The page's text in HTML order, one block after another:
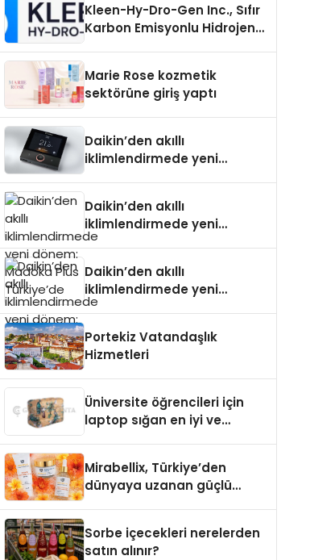
Kleen-Hy-Dro-Gen Inc., Sıfır
Karbon Emisyonlu Hidrojen
Aldı
Marie Rose kozmetik
sektörüne giriş yaptı
Daikin’den akıllı
iklimlendirmede yeni
Daikin’den akıllı
iklimlendirmede yeni
dönem: Madoka Plus
Daikin’den akıllı
iklimlendirmede yeni
dönem: Madoka Plus
Portekiz Vatandaşlık
Hizmetleri
Üniversite öğrencileri için
laptop sığan en iyi ve
Mirabellix, Türkiye’den
dünyaya uzanan güçlü
Sorbe içecekleri nerelerden
satın alınır?